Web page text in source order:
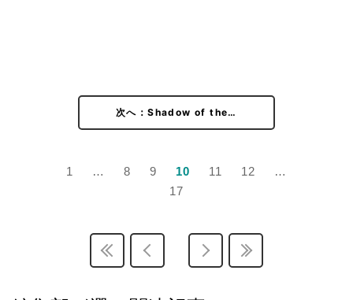
次へ：Shadow of the…
1 … 8 9 10 11 12
…
17